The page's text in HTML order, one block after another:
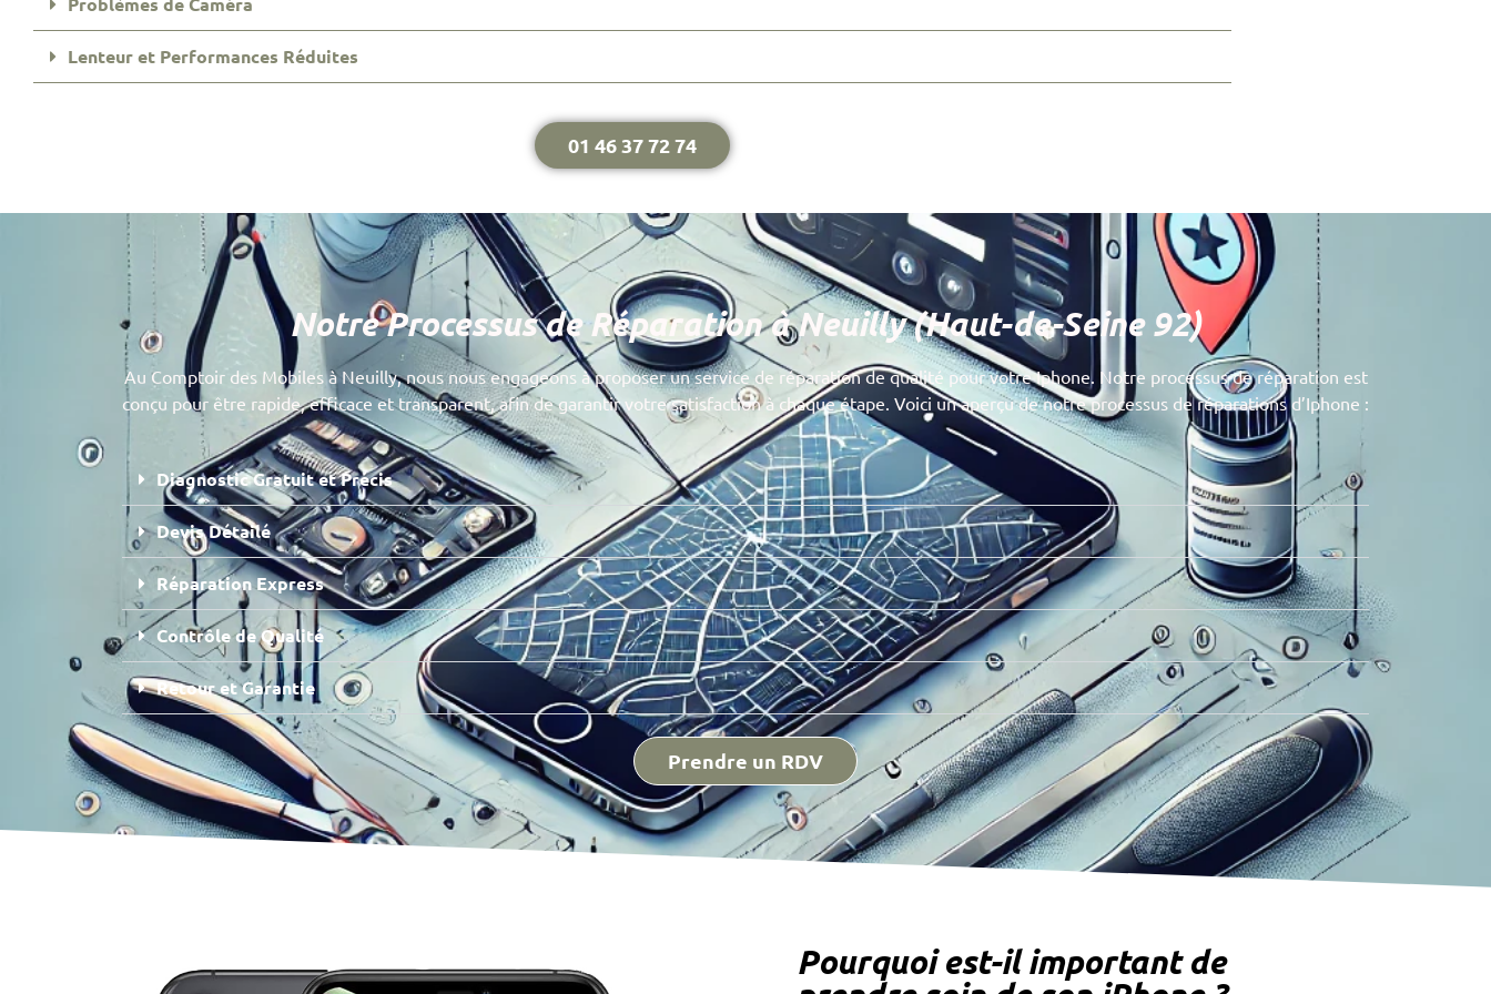
Lenteur et Performances Réduites
01 46 37 72 74
Notre Processus de Réparation à Neuilly (Haut-de-Seine 92)
Au Comptoir des Mobiles à Neuilly, nous nous engageons à proposer un service de réparation de qualité pour votre Iphone. Notre processus de réparation est
conçu pour être rapide, efficace et transparent, afin de garantir votre satisfaction à chaque étape. Voici un aperçu de notre processus de réparations d’Iphone :
Diagnostic Gratuit et Précis
Devis Détailé
Réparation Express
Contrôle de Qualité
Retour et Garantie
Prendre un RDV
Pourquoi est-il important de